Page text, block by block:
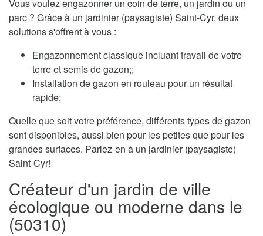
Vous voulez engazonner un coin de terre, un jardin ou un
parc ? Grâce à un jardinier (paysagiste) Saint-Cyr, deux
solutions s'offrent à vous :
Engazonnement classique incluant travail de votre
terre et semis de gazon;;
Installation de gazon en rouleau pour un résultat
rapide;
Quelle que soit votre préférence, différents types de gazon
sont disponibles, aussi bien pour les petites que pour les
grandes surfaces. Parlez-en à un jardinier (paysagiste)
Saint-Cyr!
Créateur d'un jardin de ville
écologique ou moderne dans le
(50310)